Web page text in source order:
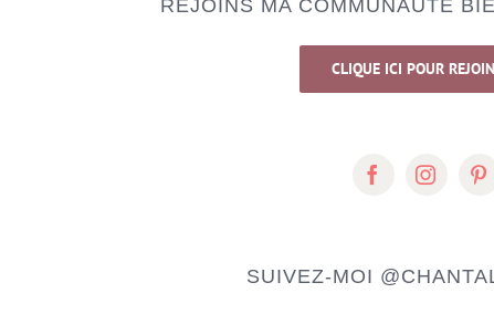
REJOINS MA COMMUNAUTÉ
CLIQUE ICI POUR
SUIVEZ-MOI